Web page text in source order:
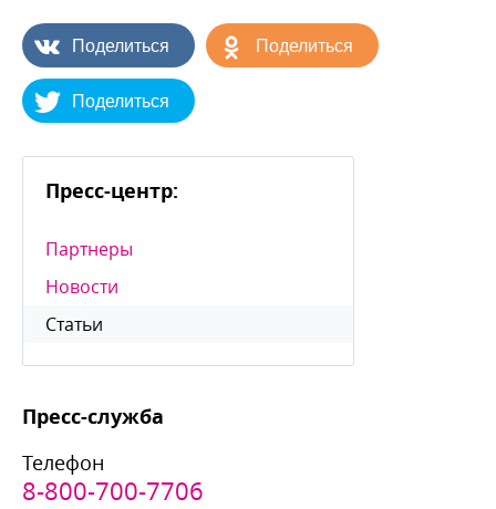
Поделиться Поделиться
Поделиться
Пресс-центр:
Партнеры
Новости
Статьи
Пресс-служба
Телефон
8-800-700-7706